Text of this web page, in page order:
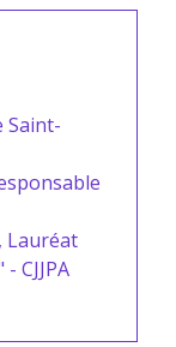
Saint-
Lauréat
CJJPA